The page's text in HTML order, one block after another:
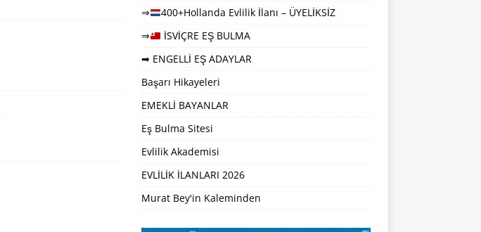
⇒
400+Hollanda Evlilik İlanı – ÜYELİKSİZ
⇒
İSVİÇRE EŞ BULMA
➡ ENGELLİ EŞ ADAYLAR
Başarı Hikayeleri
EMEKLİ BAYANLAR
Eş Bulma Sitesi
Evlilik Akademisi
EVLİLİK İLANLARI 2026
Murat Bey'in Kaleminden